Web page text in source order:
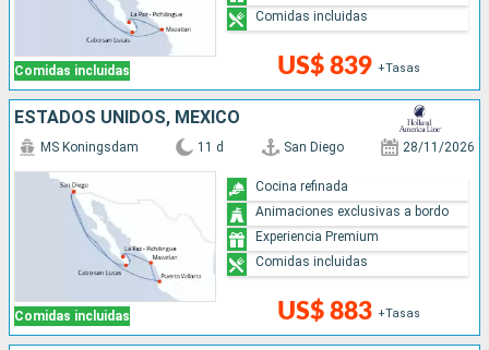
Comidas incluidas US$ 839 +Tasas
Comidas incluidas
ESTADOS UNIDOS, MÉXICO
Comidas incluidas
MS Koningsdam 11 d San Diego 28/11/2026
US$ 883 +Tasas
Cocina refinada
Animaciones exclusivas a bordo
Experiencia Premium
Comidas incluidas